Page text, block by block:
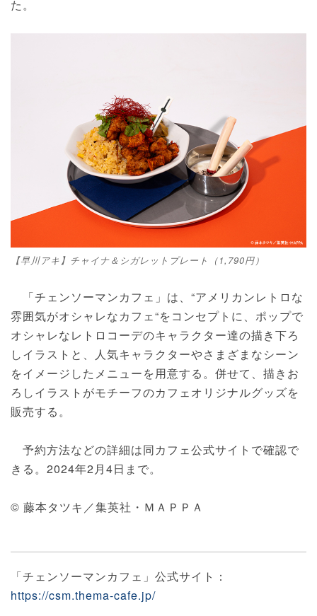
た。
【早川アキ】チャイナ＆シガレットプレート（1,790円）
「チェンソーマンカフェ」は、“アメリカンレトロな
雰囲気がオシャレなカフェ“をコンセプトに、ポップで
オシャレなレトロコーデのキャラクター達の描き下ろ
しイラストと、人気キャラクターやさまざまなシーン
をイメージしたメニューを用意する。併せて、描きお
ろしイラストがモチーフのカフェオリジナルグッズを
販売する。
予約方法などの詳細は同カフェ公式サイトで確認で
きる。2024年2月4日まで。
© 藤本タツキ／集英社・ＭＡＰＰＡ
「チェンソーマンカフェ」公式サイト：
https://csm.thema-cafe.jp/